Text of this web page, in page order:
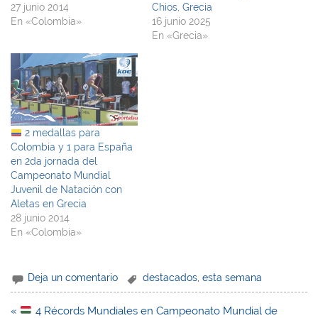
27 junio 2014
En «Colombia»
Chios, Grecia
16 junio 2025
En «Grecia»
2 medallas para
Colombia y 1 para España
en 2da jornada del
Campeonato Mundial
Juvenil de Natación con
Aletas en Grecia
28 junio 2014
En «Colombia»
Deja un comentario destacados,esta semana
Navegación
«
4 Récords Mundiales en Campeonato Mundial de